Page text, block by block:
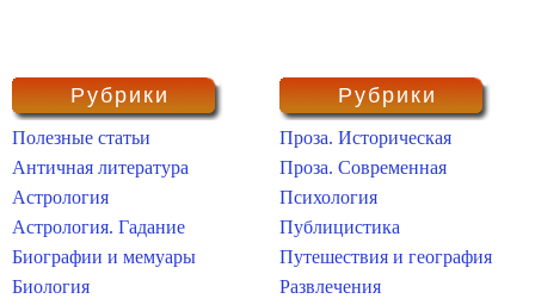
Рубрики
Полезные статьи
Античная литература
Астрология
Астрология. Гадание
Биографии и мемуары
Биология
Рубрики
Проза. Историческая
Проза. Современная
Психология
Публицистика
Путешествия и география
Развлечения